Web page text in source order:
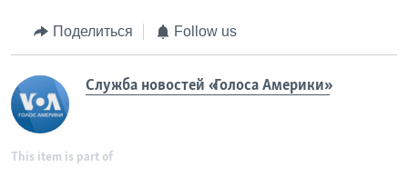
Поделиться Follow us
Служба новостей «Голоса Америки»
This item is part of